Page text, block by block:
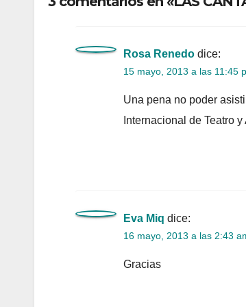
Rosa Renedo dice:
15 mayo, 2013 a las 11:45
Una pena no poder
Internacional de Teatro
Eva Miq dice:
16 mayo, 2013 a las 2:43
Gracias